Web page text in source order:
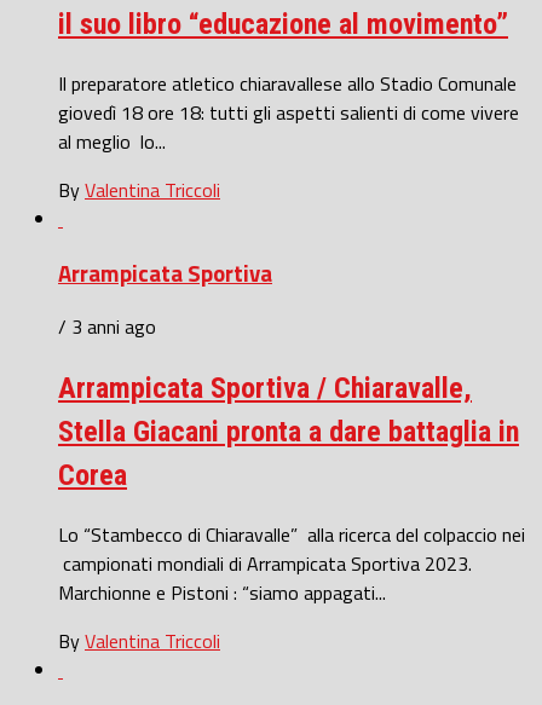
il suo libro “educazione al movimento”
Il preparatore atletico chiaravallese allo Stadio Comunale
giovedì 18 ore 18: tutti gli aspetti salienti di come vivere
al meglio lo...
ByValentina Triccoli
Arrampicata Sportiva
/ 3 anni ago
Arrampicata Sportiva / Chiaravalle,
Stella Giacani pronta a dare battaglia in
Corea
Lo “Stambecco di Chiaravalle” alla ricerca del colpaccio nei
campionati mondiali di Arrampicata Sportiva 2023.
Marchionne e Pistoni : “siamo appagati...
ByValentina Triccoli